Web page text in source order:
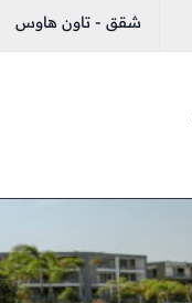
شقق - تاون هاوس